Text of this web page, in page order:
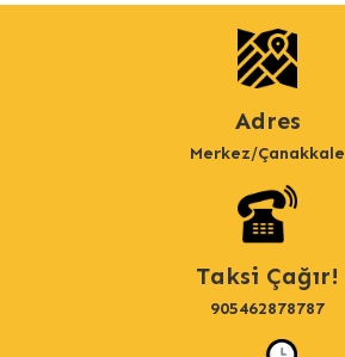
Adres
Merkez/Çanakkale
Taksi Çağır!
905462878787